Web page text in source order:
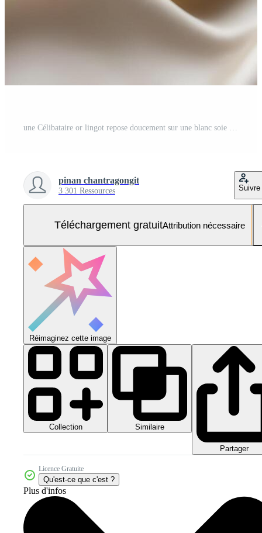
une Célibataire or lingot repose doucement sur une blanc soie surface, baigné dans doux lumière, avec une calmant atmosphère et espace pour texte. Photo Gratuite
pinan chantragongit
3 301 Ressources Suivre
Téléchargement gratuitAttribution nécessaire
Réimaginez cette image
Collection Similaire
Partager
Licence Gratuite
Qu'est-ce que c'est ?
Plus d'infos